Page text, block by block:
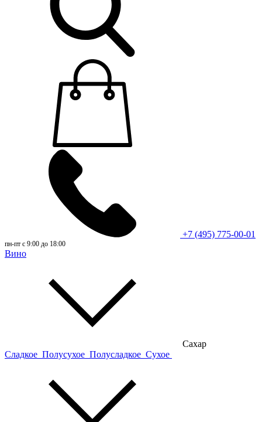
+7 (495) 775-00-01
пн-пт с 9:00 до 18:00
Вино
Сахар
Сладкое Полусухое Полусладкое Сухое